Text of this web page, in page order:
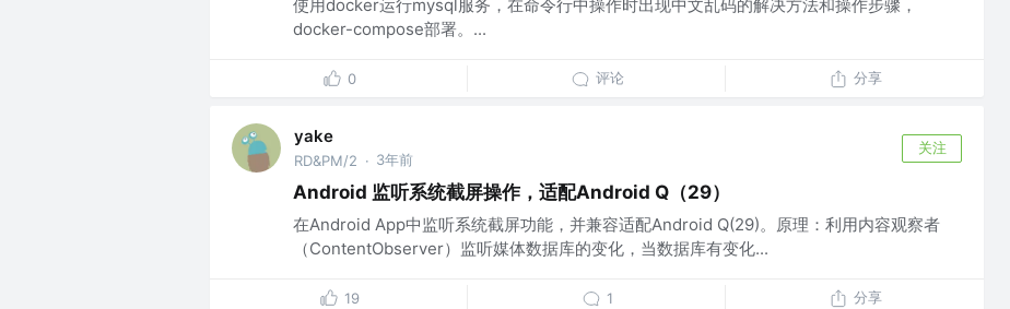
使用docker运行mysql服务，在命令行中操作时出现中文乱码的解决方法和操作步骤，
docker-compose部署。...
0 评论 分享
yake
RD&PM/2 · 3年前
关注
Android 监听系统截屏操作，适配Android Q（29）
在Android App中监听系统截屏功能，并兼容适配Android Q(29)。原理：利用内容观察者
（ContentObserver）监听媒体数据库的变化，当数据库有变化...
19 1 分享